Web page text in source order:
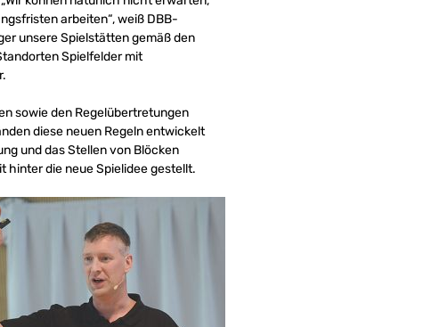
arbeiten“, weiß DBB-
unsere Spielstätten gemäß den
Spielfelder mit
sowie den Regelübertretungen
diese neuen Regeln entwickelt
und das Stellen von Blöcken
hinter die neue Spielidee gestellt.